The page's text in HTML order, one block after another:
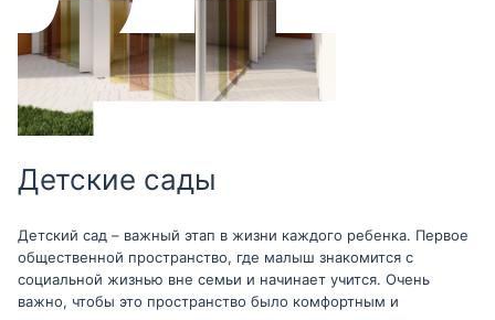
Детские сады
Детский сад – важный этап в жизни каждого ребенка. Первое
общественной пространство, где малыш знакомится с
социальной жизнью вне семьи и начинает учится. Очень
важно, чтобы это пространство было комфортным и